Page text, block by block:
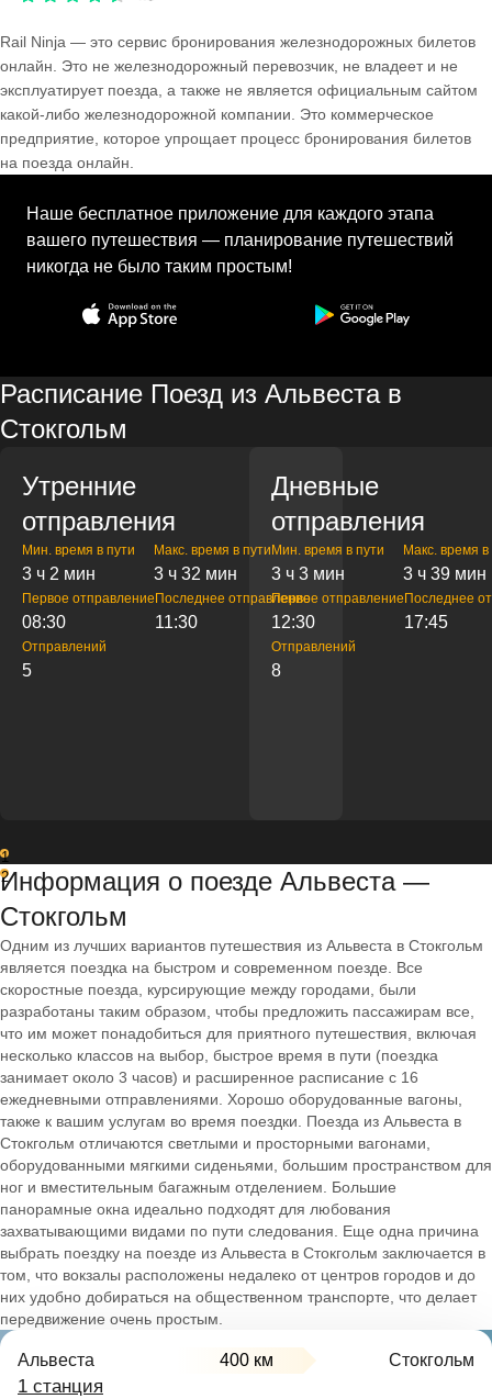
Rail Ninja — это сервис бронирования железнодорожных билетов
онлайн. Это не железнодорожный перевозчик, не владеет и не
эксплуатирует поезда, а также не является официальным сайтом
какой-либо железнодорожной компании. Это коммерческое
предприятие, которое упрощает процесс бронирования билетов
на поезда онлайн.
Наше бесплатное приложение для каждого этапа
вашего путешествия — планирование путешествий
никогда не было таким простым!
Расписание Поезд из Альвеста в
Стокгольм
Утренние
отправления
Мин. время в пути
3 ч 2 мин
Макс. время в пути
3 ч 32 мин
Первое отправление
08:30
Последнее отправление
11:30
Отправлений
5
Дневные
отправления
Мин. время в пути
3 ч 3 мин
Макс. время в
3 ч 39 мин
Первое отправление
12:30
Последнее
17:45
Отправлений
8
1
2
Информация о поезде Альвеста —
Стокгольм
Одним из лучших вариантов путешествия из Альвеста в Стокгольм
является поездка на быстром и современном поезде. Все
скоростные поезда, курсирующие между городами, были
разработаны таким образом, чтобы предложить пассажирам все,
что им может понадобиться для приятного путешествия, включая
несколько классов на выбор, быстрое время в пути (поездка
занимает около 3 часов) и расширенное расписание с 16
ежедневными отправлениями. Хорошо оборудованные вагоны,
также к вашим услугам во время поездки. Поезда из Альвеста в
Стокгольм отличаются светлыми и просторными вагонами,
оборудованными мягкими сиденьями, большим пространством для
ног и вместительным багажным отделением. Большие
панорамные окна идеально подходят для любования
захватывающими видами по пути следования. Еще одна причина
выбрать поездку на поезде из Альвеста в Стокгольм заключается в
том, что вокзалы расположены недалеко от центров городов и до
них удобно добираться на общественном транспорте, что делает
передвижение очень простым.
Альвеста 400 км Стокгольм
1 станция